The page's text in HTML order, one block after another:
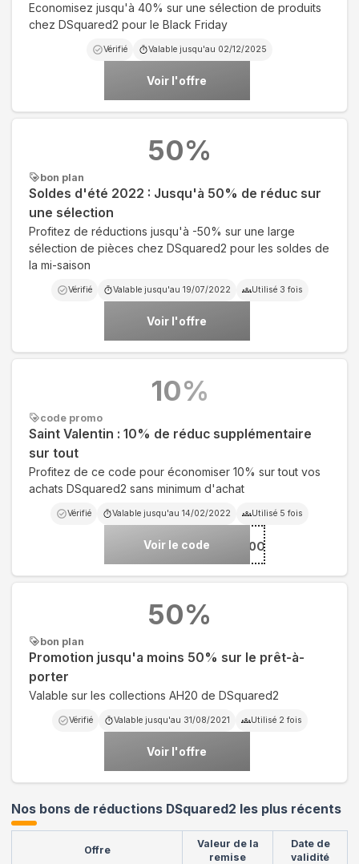
Economisez jusqu'à 40% sur une sélection de produits
chez DSquared2 pour le Black Friday
Vérifié Valable jusqu'au 02/12/2025
Voir l'offre
bon plan
Soldes d'été 2022 : Jusqu'à 50% de réduc sur
une sélection
Profitez de réductions jusqu'à -50% sur une large
sélection de pièces chez DSquared2 pour les soldes de
la mi-saison
Vérifié Valable jusqu'au 19/07/2022 Utilisé 3 fois
Voir l'offre
50%
code promo
Saint Valentin : 10% de réduc supplémentaire
sur tout
Profitez de ce code pour économiser 10% sur tout vos
achats DSquared2 sans minimum d'achat
Vérifié Valable jusqu'au 14/02/2022 Utilisé 5 fois
Voir le code
***ALENTINEDAY10OFF
10%
bon plan
Promotion jusqu'a moins 50% sur le prêt-à-
porter
Valable sur les collections AH20 de DSquared2
Vérifié Valable jusqu'au 31/08/2021 Utilisé 2 fois
Voir l'offre
50%
Nos bons de réductions DSquared2 les plus récents
Offre
Valeur de la
remise
Date de
validité